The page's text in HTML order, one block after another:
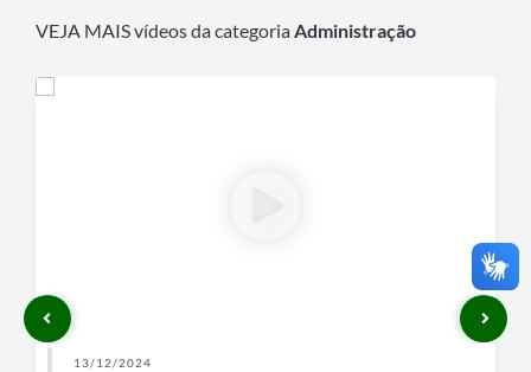
VEJA MAIS vídeos da categoriaAdministração
13/12/2024